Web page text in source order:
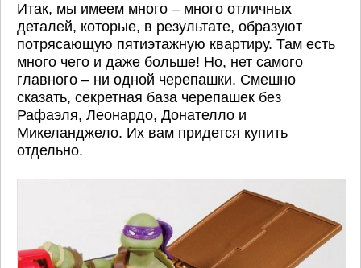
Итак, мы имеем много – много отличных
деталей, которые, в результате, образуют
потрясающую пятиэтажную квартиру. Там есть
много чего и даже больше! Но, нет самого
главного – ни одной черепашки. Смешно
сказать, секретная база черепашек без
Рафаэля, Леонардо, Донателло и
Микеланджело. Их вам придется купить
отдельно.